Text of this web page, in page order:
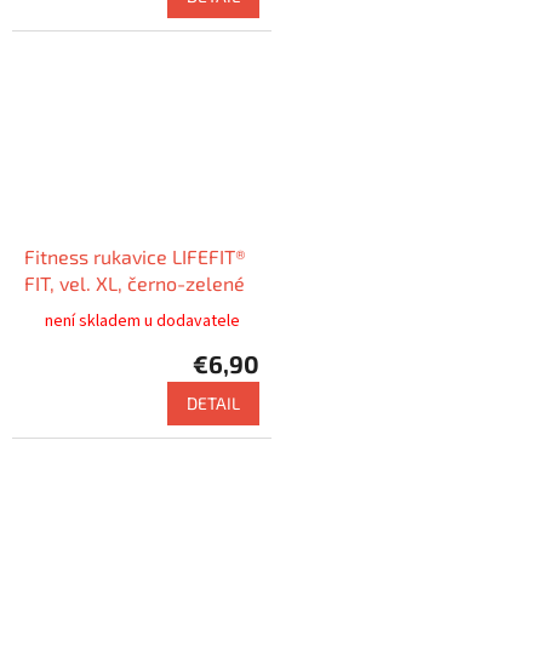
Fitness rukavice LIFEFIT®
FIT, vel. XL, černo-zelené
není skladem u dodavatele
€6,90
DETAIL